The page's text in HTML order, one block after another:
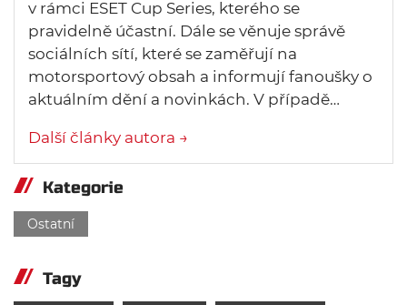
v rámci ESET Cup Series, kterého se
pravidelně účastní. Dále se věnuje správě
sociálních sítí, které se zaměřují na
motorsportový obsah a informují fanoušky o
aktuálním dění a novinkách. V případě…
Další články autora →
Kategorie
Ostatní
Tagy